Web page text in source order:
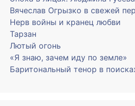
Вячеслав Огрызко в свежей
Нерв войны и кранец любви
Тарзан
Лютый огонь
«Я знаю, зачем иду по земле»
Баритональный тенор в